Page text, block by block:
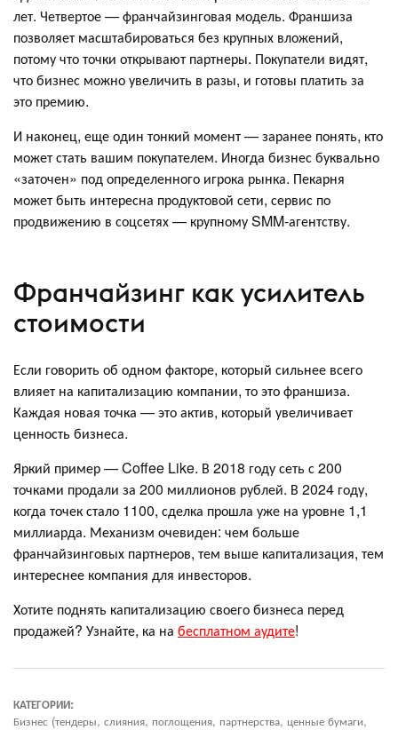
лет. Четвертое — франчайзинговая модель. Франшиза
позволяет масштабироваться без крупных вложений,
потому что точки открывают партнеры. Покупатели видят,
что бизнес можно увеличить в разы, и готовы платить за
это премию.
И наконец, еще один тонкий момент — заранее понять, кто
может стать вашим покупателем. Иногда бизнес буквально
«заточен» под определенного игрока рынка. Пекарня
может быть интересна продуктовой сети, сервис по
продвижению в соцсетях — крупному SMM-агентству.
Франчайзинг как усилитель
стоимости
Если говорить об одном факторе, который сильнее всего
влияет на капитализацию компании, то это франшиза.
Каждая новая точка — это актив, который увеличивает
ценность бизнеса.
Яркий пример — Coffee Like. В 2018 году сеть с 200
точками продали за 200 миллионов рублей. В 2024 году,
когда точек стало 1100, сделка прошла уже на уровне 1,1
миллиарда. Механизм очевиден: чем больше
франчайзинговых партнеров, тем выше капитализация, тем
интереснее компания для инвесторов.
Хотите поднять капитализацию своего бизнеса перед
продажей? Узнайте, ка на бесплатном аудите!
КАТЕГОРИИ:
Бизнес (тендеры, слияния, поглощения, партнерства, ценные бумаги,